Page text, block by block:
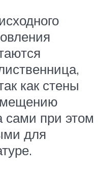
как стены
сами при этом
для